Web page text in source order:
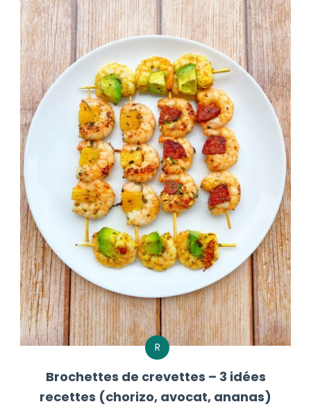
R
Brochettes de crevettes – 3 idées
recettes (chorizo, avocat, ananas)